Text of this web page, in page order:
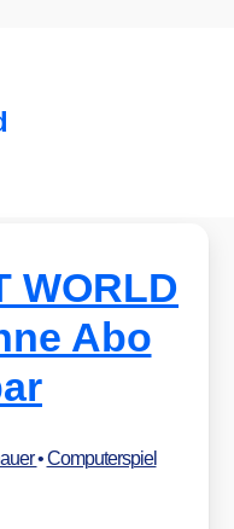
WORLD
Abo
•Computerspiel